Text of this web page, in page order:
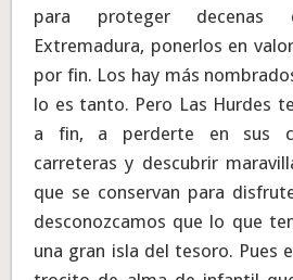
para proteger decenas
Extremadura, ponerlos en
por fin. Los hay más
lo es tanto. Pero Las Hurdes
a fin, a perderte en sus
carreteras y descubrir
que se conservan para
desconozcamos que lo que
una gran isla del tesoro. Pues